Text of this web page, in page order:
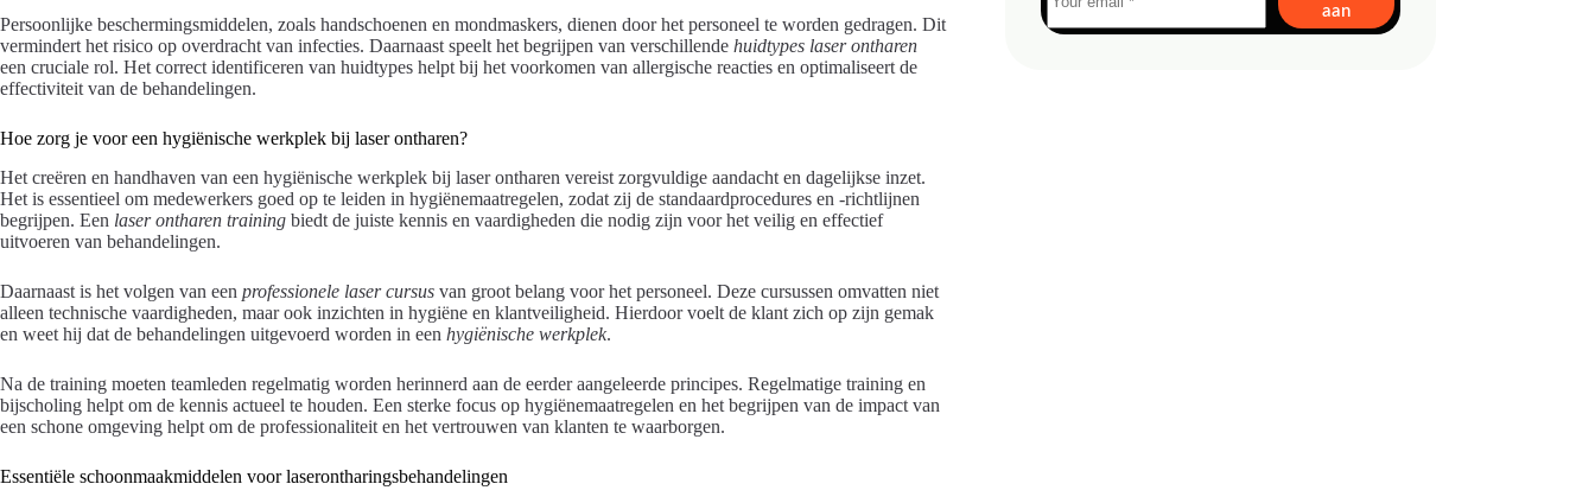
Persoonlijke beschermingsmiddelen, zoals handschoenen en mondmaskers, dienen door het personeel te worden gedragen. Dit
vermindert het risico op overdracht van infecties. Daarnaast speelt het begrijpen van verschillende huidtypes laser ontharen
een cruciale rol. Het correct identificeren van huidtypes helpt bij het voorkomen van allergische reacties en optimaliseert de
effectiviteit van de behandelingen.
Hoe zorg je voor een hygiënische werkplek bij laser ontharen?
Het creëren en handhaven van een hygiënische werkplek bij laser ontharen vereist zorgvuldige aandacht en dagelijkse inzet.
Het is essentieel om medewerkers goed op te leiden in hygiënemaatregelen, zodat zij de standaardprocedures en -richtlijnen
begrijpen. Een laser ontharen training biedt de juiste kennis en vaardigheden die nodig zijn voor het veilig en effectief
uitvoeren van behandelingen.
Daarnaast is het volgen van een professionele laser cursus van groot belang voor het personeel. Deze cursussen omvatten niet
alleen technische vaardigheden, maar ook inzichten in hygiëne en klantveiligheid. Hierdoor voelt de klant zich op zijn gemak
en weet hij dat de behandelingen uitgevoerd worden in een hygiënische werkplek.
Na de training moeten teamleden regelmatig worden herinnerd aan de eerder aangeleerde principes. Regelmatige training en
bijscholing helpt om de kennis actueel te houden. Een sterke focus op hygiënemaatregelen en het begrijpen van de impact van
een schone omgeving helpt om de professionaliteit en het vertrouwen van klanten te waarborgen.
Essentiële schoonmaakmiddelen voor laserontharingsbehandelingen
aan